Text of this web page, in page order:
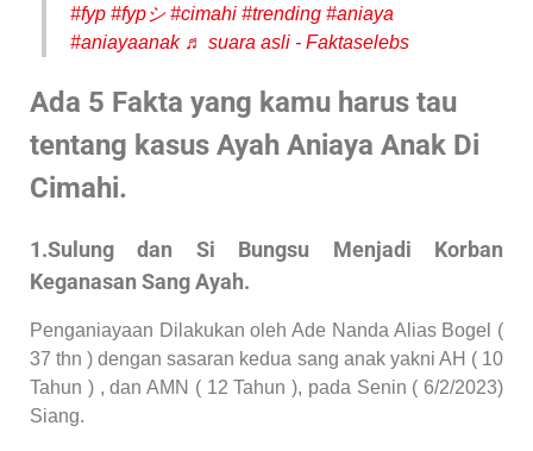
#fyp #fypシ #cimahi #trending #aniaya
#aniayaanak ♬ suara asli - Faktaselebs
Ada 5 Fakta yang kamu harus tau
tentang kasus Ayah Aniaya Anak Di
Cimahi.
1.Sulung dan Si Bungsu Menjadi Korban
Keganasan Sang Ayah.
Penganiayaan Dilakukan oleh Ade Nanda Alias Bogel (
37 thn ) dengan sasaran kedua sang anak yakni AH ( 10
Tahun ) , dan AMN ( 12 Tahun ), pada Senin ( 6/2/2023)
Siang.